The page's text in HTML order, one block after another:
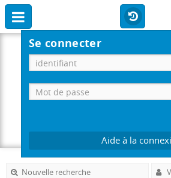
Se connecter
Aide à la
Nouvelle recherche